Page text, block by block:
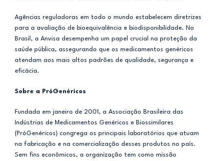
Agências reguladoras em todo o mundo estabelecem diretrizes
para a avaliação de bioequivalência e biodisponibilidade. No
Brasil, a Anvisa desempenha um papel crucial na proteção da
saúde pública, assegurando que os medicamentos genéricos
atendam aos mais altos padrões de qualidade, segurança e
eficácia.
Sobre a PróGenéricos
Fundada em janeiro de 2001, a Associação Brasileira das
Indústrias de Medicamentos Genéricos e Biossimilares
(PróGenéricos) congrega os principais laboratórios que atuam
na fabricação e na comercialização desses produtos no país.
Sem fins econômicos, a organização tem como missão